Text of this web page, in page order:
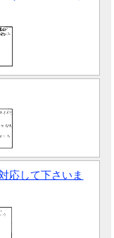
応して下さいま